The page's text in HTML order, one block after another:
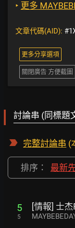
‣ 更多
文章代碼(AID):
更多分享選項
關閉廣告 方便截圖
討論串 (同標題
完整討論串 (
排序： 最新
5
5
[情報] 士